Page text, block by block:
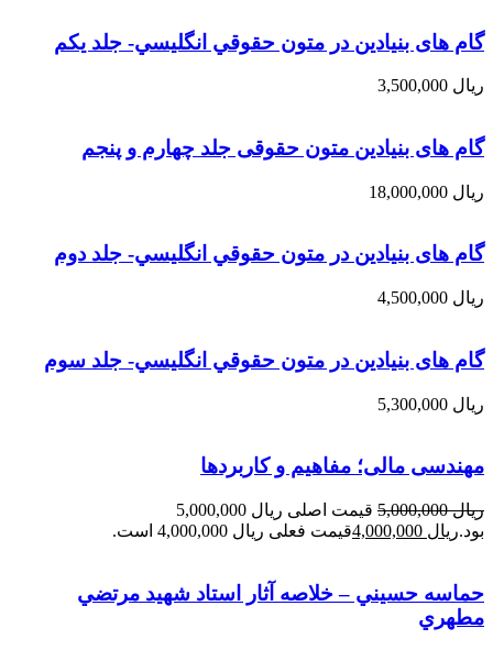
گام های بنیادین در متون حقوقي انگليسي- جلد يكم
ریال
گام های بنیادین متون حقوقی جلد چهارم و پنجم
ریال
گام های بنیادین در متون حقوقي انگليسي- جلد دوم
ریال
گام های بنیادین در متون حقوقي انگليسي- جلد سوم
ریال
مهندسی مالی؛ مفاهیم و کاربردها
ریال5,000,000
قیمت اصلی ریال 5,000,000
بود.ریال قیمت فعلی ریال 4,000,000 است.
حماسه حسيني – خلاصه آثار استاد شهيد مرتضي
مطهري